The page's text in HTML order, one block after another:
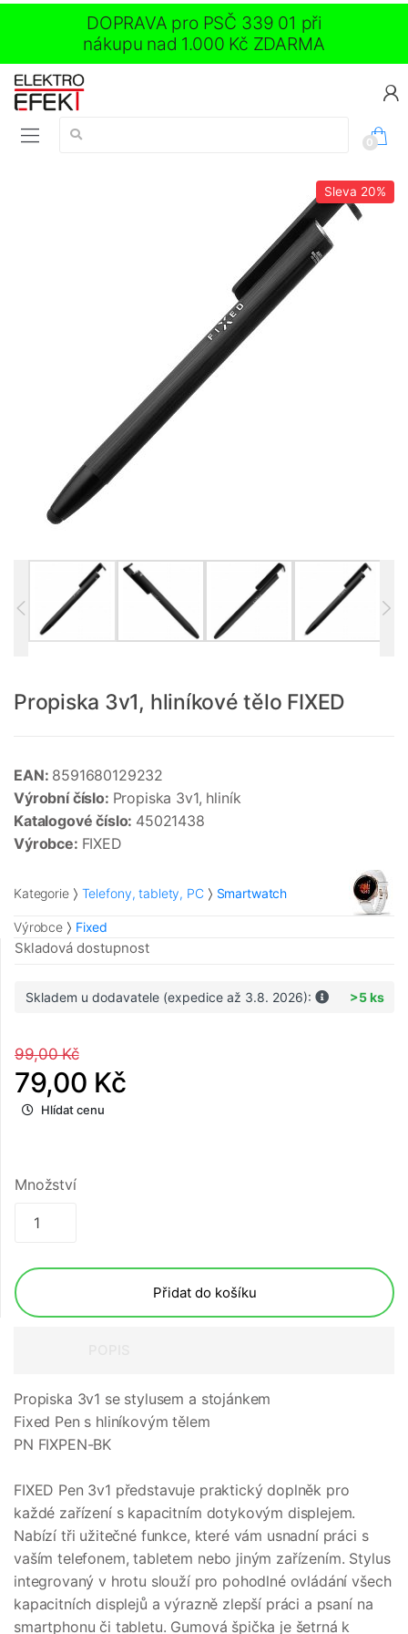
DOPRAVA pro PSČ 339 01 při
nákupu nad 1.000 Kč ZDARMA
Vyhledávání:
0
Sleva 20%
Propiska 3v1, hliníkové tělo FIXED
EAN: 8591680129232
Výrobní číslo: Propiska 3v1, hliník
Katalogové číslo: 45021438
Výrobce: FIXED
Kategorie Telefony, tablety, PC Smartwatch
Výrobce Fixed
Skladová dostupnost
Skladem u dodavatele (expedice až 3.8. 2026): >5 ks
99,00 Kč
79,00 Kč
Hlídat cenu
Množství
Přidat do košíku
Propiska 3v1 se stylusem a stojánkem
Fixed Pen s hliníkovým tělem
PN FIXPEN-BK
FIXED Pen 3v1 představuje praktický doplněk pro
každé zařízení s kapacitním dotykovým displejem.
Nabízí tři užitečné funkce, které vám usnadní práci s
vaším telefonem, tabletem nebo jiným zařízením. Stylus
integrovaný v hrotu slouží pro pohodlné ovládání všech
kapacitních displejů a výrazně zlepší práci a psaní na
smartphonu či tabletu. Gumová špička je šetrná k